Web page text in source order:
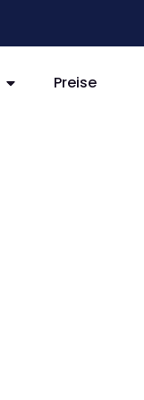
Preise